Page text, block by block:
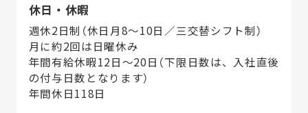
休日・休暇
週休2日制（休日月8～10日／三交替シフト制）
月に約2回は日曜休み
年間有給休暇12日～20日（下限日数は、入社直後
の付与日数となります）
年間休日118日